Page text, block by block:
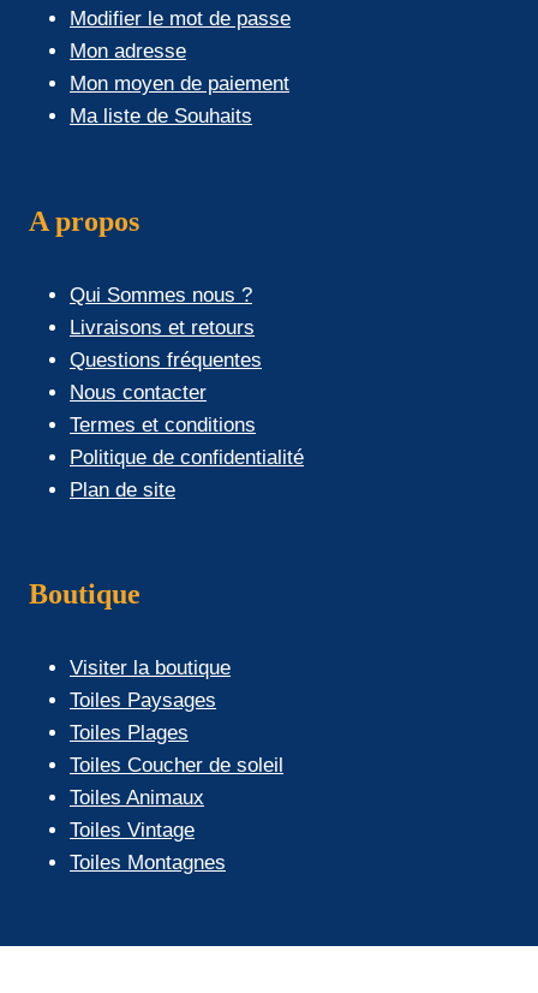
Modifier le mot de passe
Mon adresse
Mon moyen de paiement
Ma liste de Souhaits
A propos
Qui Sommes nous ?
Livraisons et retours
Questions fréquentes
Nous contacter
Termes et conditions
Politique de confidentialité
Plan de site
Boutique
Visiter la boutique
Toiles Paysages
Toiles Plages
Toiles Coucher de soleil
Toiles Animaux
Toiles Vintage
Toiles Montagnes